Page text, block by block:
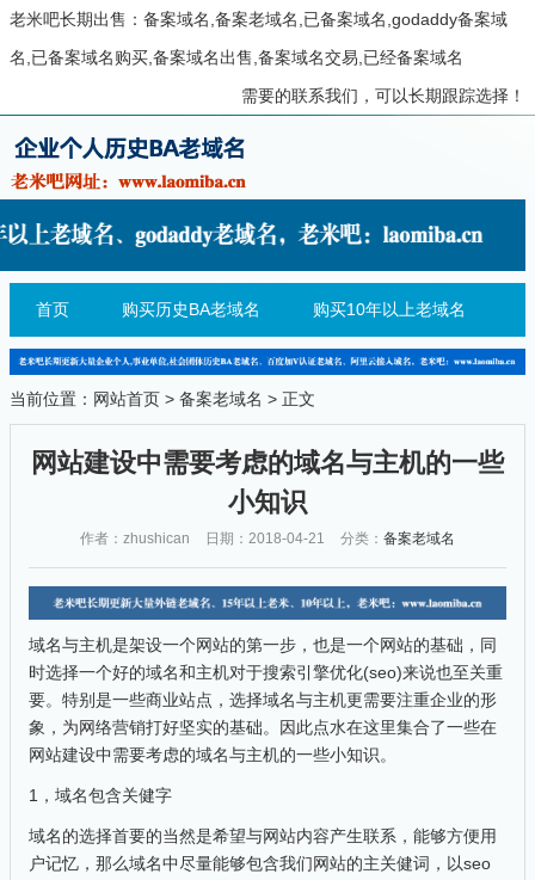
老米吧长期出售：备案域名,备案老域名,已备案域名,godaddy备案域
名,已备案域名购买,备案域名出售,备案域名交易,已经备案域名
需要的联系我们，可以长期跟踪选择！
首页 购买历史BA老域名 购买10年以上老域名
当前位置： 网站首页 > 备案老域名 > 正文
网站建设中需要考虑的域名与主机的一些
小知识
作者：zhushican 日期：2018-04-21 分类： 备案老域名
域名与主机是架设一个网站的第一步，也是一个网站的基础，同
时选择一个好的域名和主机对于搜索引擎优化(seo)来说也至关重
要。特别是一些商业站点，选择域名与主机更需要注重企业的形
象，为网络营销打好坚实的基础。因此点水在这里集合了一些在
网站建设中需要考虑的域名与主机的一些小知识。
1，域名包含关健字
域名的选择首要的当然是希望与网站内容产生联系，能够方便用
户记忆，那么域名中尽量能够包含我们网站的主关健词，以seo